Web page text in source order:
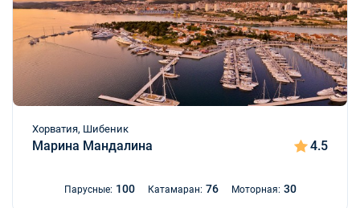
Хорватия, Шибеник
Марина Мандалина 4.5
Парусные: 100 Катамаран: 76 Моторная: 30